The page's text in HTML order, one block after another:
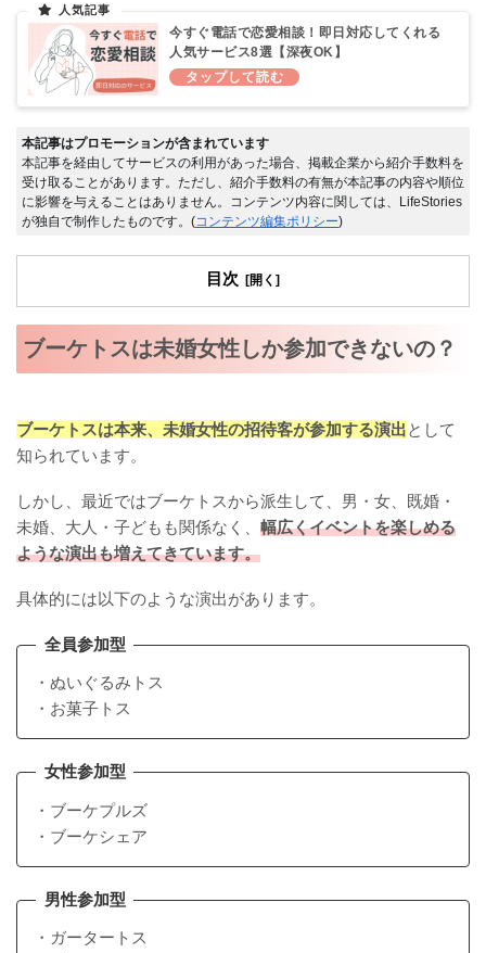
今すぐ電話で恋愛相談！即日対応してくれる
人気サービス8選【深夜OK】
本記事はプロモーションが含まれています
本記事を経由してサービスの利用があった場合、掲載企業から紹介手数料を
受け取ることがあります。ただし、紹介手数料の有無が本記事の内容や順位
に影響を与えることはありません。コンテンツ内容に関しては、LifeStories
が独自で制作したものです。(コンテンツ編集ポリシー)
目次
ブーケトスは未婚女性しか参加できないの？
ブーケトスは本来、未婚女性の招待客が参加する演出として
知られています。
しかし、最近ではブーケトスから派生して、男・女、既婚・
未婚、大人・子どもも関係なく、 幅広くイベントを楽しめる
ような演出も増えてきています。
具体的には以下のような演出があります。
全員参加型
・ぬいぐるみトス
・お菓子トス
女性参加型
・ブーケプルズ
・ブーケシェア
男性参加型
・ガータートス